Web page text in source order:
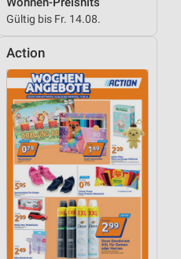
Gültig bis Fr. 14.08.
Action